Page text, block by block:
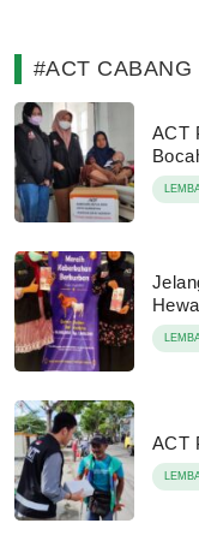
#ACT CABANG
ACT
ACT